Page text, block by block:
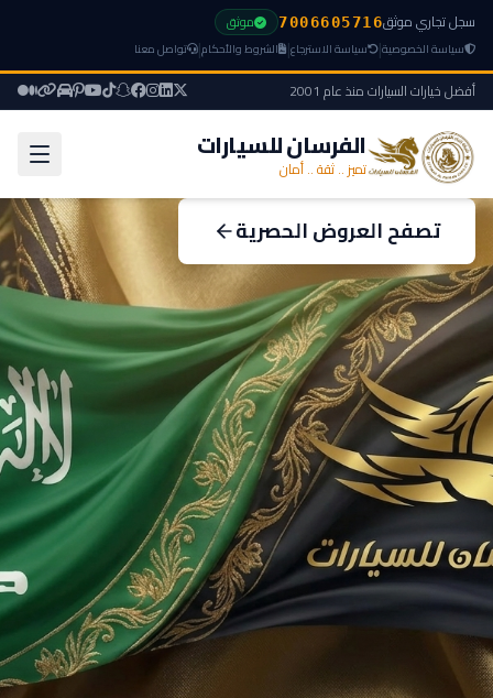
سجل تجاري موثق7006605716 موثق
سياسة الخصوصية| سياسة الاسترجاع| الشروط والأحكام| تواصل معنا
أفضل خيارات السيارات منذ عام 2001
الفرسان للسيارات
تميز .. ثقة .. أمان
تصفح العروض الحصرية